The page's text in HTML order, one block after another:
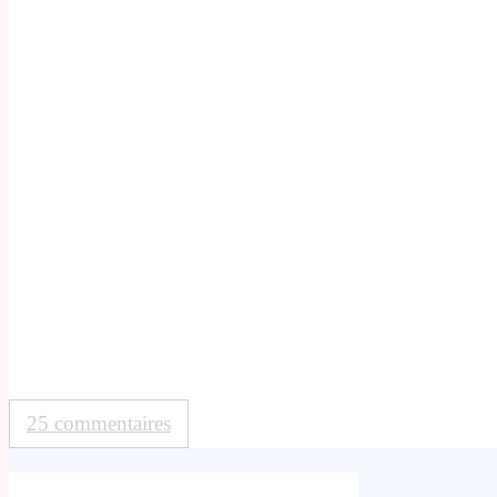
25 commentaires